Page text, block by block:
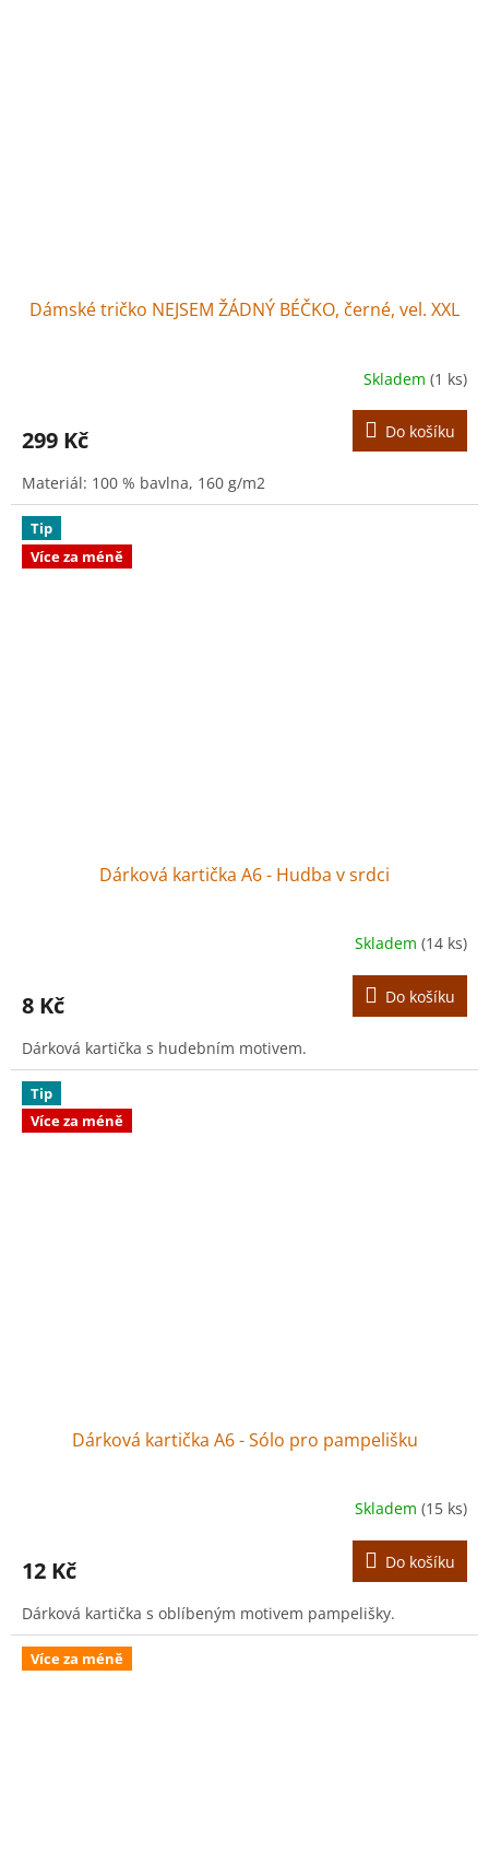
Dámské tričko NEJSEM ŽÁDNÝ BÉČKO, černé, vel. XXL
Skladem (1 ks)
299 Kč Do košíku
Materiál: 100 % bavlna, 160 g/m2
Tip
Více za méně
Dárková kartička A6 - Hudba v srdci
Skladem (14 ks)
8 Kč Do košíku
Dárková kartička s hudebním motivem.
Tip
Více za méně
Dárková kartička A6 - Sólo pro pampelišku
Skladem (15 ks)
12 Kč Do košíku
Dárková kartička s oblíbeným motivem pampelišky.
Více za méně